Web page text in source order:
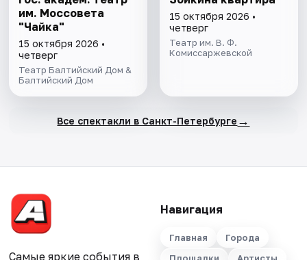
им. Моссовета
"Чайка"
15 октября 2026 •
четверг
Театр Балтийский Дом &
Балтийский Дом
15 октября 2026 •
четверг
Театр им. В. Ф.
Комиссаржевской
Все спектакли в Санкт-Петербурге →
Самые яркие события в
Навигация
Главная
Города